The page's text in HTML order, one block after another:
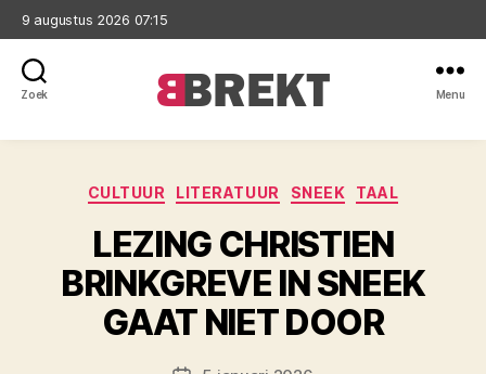
9 augustus 2026 07:15
Zoek Menu
Categorieën
CULTUUR LITERATUUR SNEEK TAAL
LEZING CHRISTIEN
BRINKGREVE IN SNEEK
GAAT NIET DOOR